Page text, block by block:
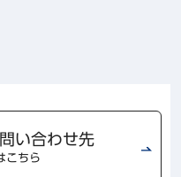
い合わせ先
こちら